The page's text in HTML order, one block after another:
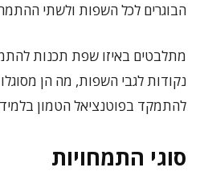
הבוגרים לכל השפות ולשתי
מתלבטים באיזו שפת תכנות
נקודות לגבי השפות, מה הן
להתמקד בפוטנציאל הטמון
סוגי התמחויות